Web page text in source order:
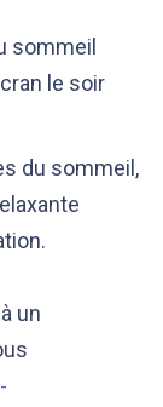
sommeil
le soir
du sommeil,
un